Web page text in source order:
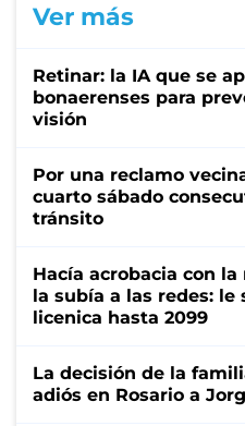
Ver más
Retinar: la IA que se
bonaerenses para
visión
Por una reclamo
cuarto sábado
tránsito
Hacía acrobacia con
la subía a las redes: le
licenica hasta 2099
La decisión de la
adiós en Rosario a